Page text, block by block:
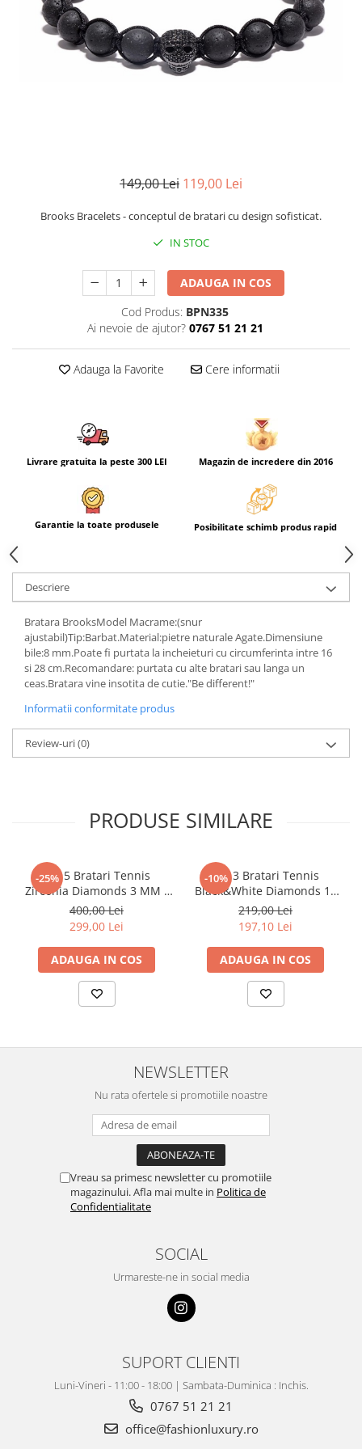
CERCEI
CEASURI DAMA
149,00 Lei 119,00 Lei
Brooks Bracelets - conceptul de bratari cu design sofisticat.
IN STOC
ADAUGA IN COS
Cod Produs: BPN335
Ai nevoie de ajutor? 0767 51 21 21
Adauga la Favorite Cere informatii
Livrare gratuita la peste 300 LEI Magazin de incredere din 2016
Garantie la toate produsele Posibilitate schimb produs rapid
Descriere
Bratara BrooksModel Macrame:(snur
ajustabil)Tip:Barbat.Material:pietre naturale Agate.Dimensiune
bile:8 mm.Poate fi purtata la incheieturi cu circumferinta intre 16
si 28 cm.Recomandare: purtata cu alte bratari sau langa un
ceas.Bratara vine insotita de cutie."Be different!"
Informatii conformitate produs
Review-uri(0)
PRODUSE SIMILARE
-25%
Set 5 Bratari Tennis
Zirconia Diamonds 3 MM /
19.5 CM
400,00 Lei
299,00 Lei
ADAUGA IN COS
-10%
Set 3 Bratari Tennis
Black&White Diamonds 19
CM
219,00 Lei
197,10 Lei
ADAUGA IN COS
NEWSLETTER
Nu rata ofertele si promotiile noastre
Vreau sa primesc newsletter cu promotiile
magazinului. Afla mai multe in Politica de
Confidentialitate
SOCIAL
Urmareste-ne in social media
SUPORT CLIENTI
Luni-Vineri - 11:00 - 18:00 | Sambata-Duminica : Inchis.
0767 51 21 21
office@fashionluxury.ro